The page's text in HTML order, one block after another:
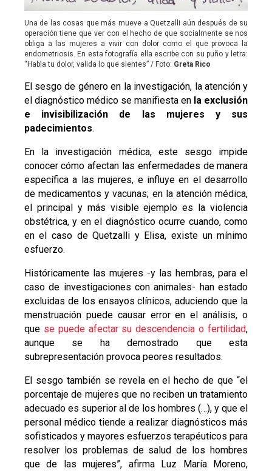
Una de las cosas que más mueve a Quetzalli aún después de su
operación tiene que ver con el hecho de que socialmente se nos
obliga a las mujeres a vivir con dolor como el que provoca la
endometriosis. En esta fotografía ella escribe con su puño y letra:
“Habla tu dolor, valida lo que sientes” / Foto: Greta Rico
El sesgo de género en la investigación, la atención y
el diagnóstico médico se manifiesta en la exclusión
e invisibilización de las mujeres y sus
padecimientos.
En la investigación médica, este sesgo impide
conocer cómo afectan las enfermedades de manera
específica a las mujeres, e influye en el desarrollo
de medicamentos y vacunas; en la atención médica,
el principal y más visible ejemplo es la violencia
obstétrica, y en el diagnóstico ocurre cuando, como
en el caso de Quetzalli y Elisa, existe un mínimo
esfuerzo.
Históricamente las mujeres -y las hembras, para el
caso de investigaciones con animales- han estado
excluidas de los ensayos clínicos, aduciendo que la
menstruación puede causar error en el análisis, o
que se puede afectar su descendencia o fertilidad,
aunque se ha demostrado que esta
subrepresentación provoca peores resultados.
El sesgo también se revela en el hecho de que “el
porcentaje de mujeres que no reciben un tratamiento
adecuado es superior al de los hombres (…), y que el
personal médico tiende a realizar diagnósticos más
sofisticados y mayores esfuerzos terapéuticos para
resolver los problemas de salud de los hombres
que de las mujeres”, afirma Luz María Moreno,